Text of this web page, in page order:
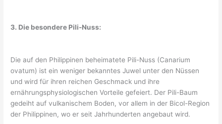
3. Die besondere Pili-Nuss:
Die auf den Philippinen beheimatete Pili-Nuss (Canarium
ovatum) ist ein weniger bekanntes Juwel unter den Nüssen
und wird für ihren reichen Geschmack und ihre
ernährungsphysiologischen Vorteile gefeiert. Der Pili-Baum
gedeiht auf vulkanischem Boden, vor allem in der Bicol-Region
der Philippinen, wo er seit Jahrhunderten angebaut wird.